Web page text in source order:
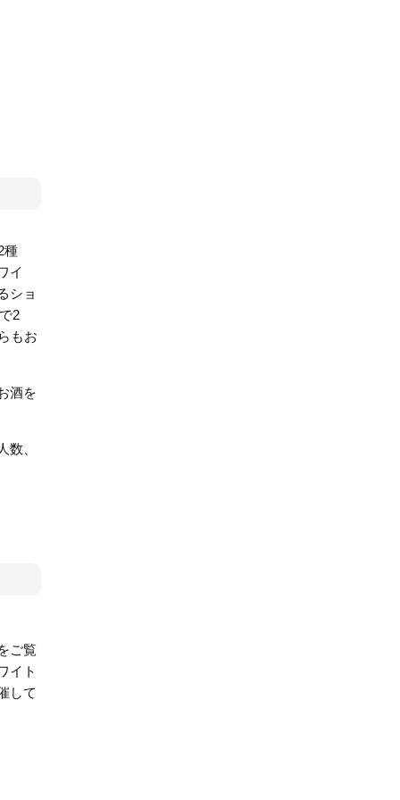
種
イ
ショ
2
もお
酒を
、
ご覧
イト
して